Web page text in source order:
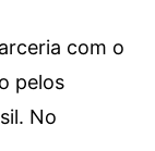
com o
pelos
No